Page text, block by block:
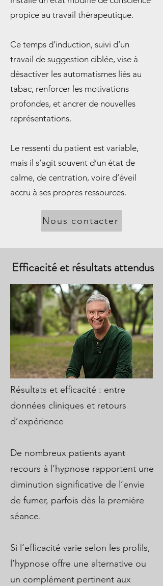
propice au travail thérapeutique.
Ce temps d’induction, suivi d’un
travail de suggestion ciblée, vise à
désactiver les automatismes liés au
tabac, renforcer les motivations
profondes, et ancrer de nouvelles
représentations.
Le ressenti du patient est variable,
mais il s’agit souvent d’un état de
calme, de centration, voire d’éveil
accru à ses propres ressources.
Nous contacter
Efficacité et résultats attendus
Résultats et efficacité : entre
données cliniques et retours
d’expérience
De nombreux patients ayant
recours à l’hypnose rapportent une
diminution significative de l’envie
de fumer, parfois dès la première
séance.
Si l’efficacité varie selon les profils,
l’hypnose offre une alternative ou
un complément pertinent aux